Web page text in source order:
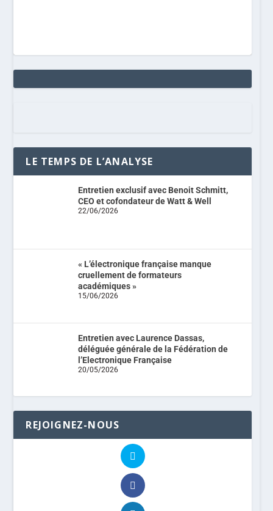
LE TEMPS DE L’ANALYSE
Entretien exclusif avec Benoit Schmitt,
CEO et cofondateur de Watt & Well
22/06/2026
« L’électronique française manque
cruellement de formateurs
académiques »
15/06/2026
Entretien avec Laurence Dassas,
déléguée générale de la Fédération de
l’Electronique Française
20/05/2026
REJOIGNEZ-NOUS